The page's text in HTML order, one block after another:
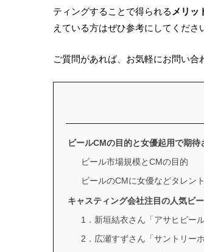
ティングすることで得られるメリッ
えている方はぜひ参考にしてくださ
ご質問があれば、お気軽にお問い合
ビールCMの目的と女優起用で期待
ビール市場規模とCMの目的
ビールのCMに女優などタレン
キャスティング会社注目の人気ビ
1．新垣結衣さん「アサヒビー
2．広瀬すずさん「サントリー